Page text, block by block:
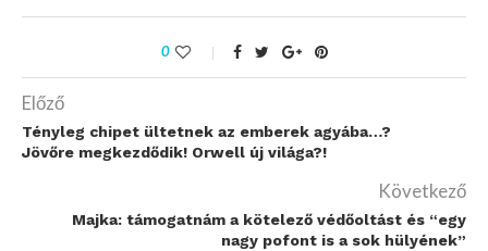
0
Előző
Tényleg chipet ültetnek az emberek agyába…?
Jövőre megkezdődik! Orwell új világa?!
Következő
Majka: támogatnám a kötelező védőoltást és “egy
nagy pofont is a sok hülyének”